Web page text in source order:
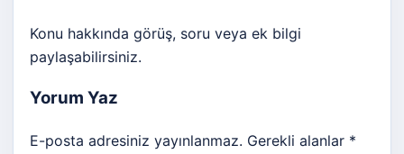
Konu hakkında görüş, soru veya ek bilgi
paylaşabilirsiniz.
Yorum Yaz
E-posta adresiniz yayınlanmaz. Gerekli alanlar *